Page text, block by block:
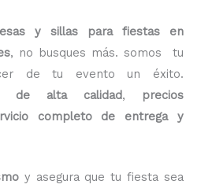
y sillas para fiestas en
, no busques más. somos tu
de tu evento un éxito.
de alta calidad,
precios
completo de entrega y
y asegura que tu fiesta sea